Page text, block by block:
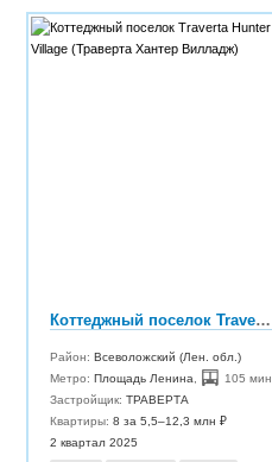
Коттеджный поселок Traverta Hunter Village (Траверта Хантер Вилладж)
Район:Всеволожский (Лен. обл.)
Метро: Площадь Ленина
105 мин.
Застройщик:ТРАВЕРТА
Квартиры:8 за 5,5–12,3 млн ₽
2 квартал 2025